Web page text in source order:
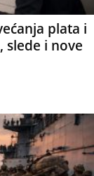
plata i
slede i nove